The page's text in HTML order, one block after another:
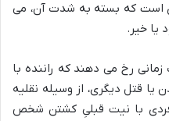
است که بسته به شدت آن، می
یا خیر.
رخ می دهند که راننده با
قتل دیگری، از وسیله نقلیه
فردی با نیت قبلیِ کشتن شخص